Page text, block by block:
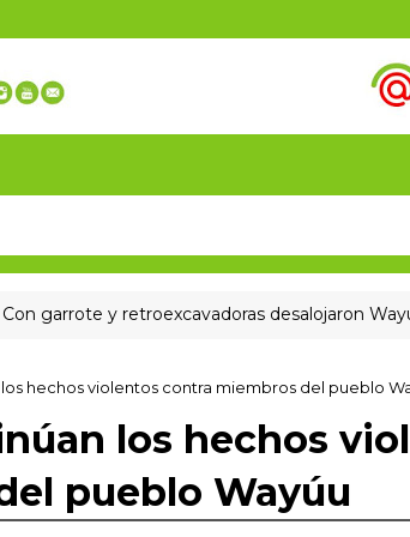
y retroexcavadoras desalojaron
hechos violentos contra miembros del pueblo
los hechos
pueblo Wayúu